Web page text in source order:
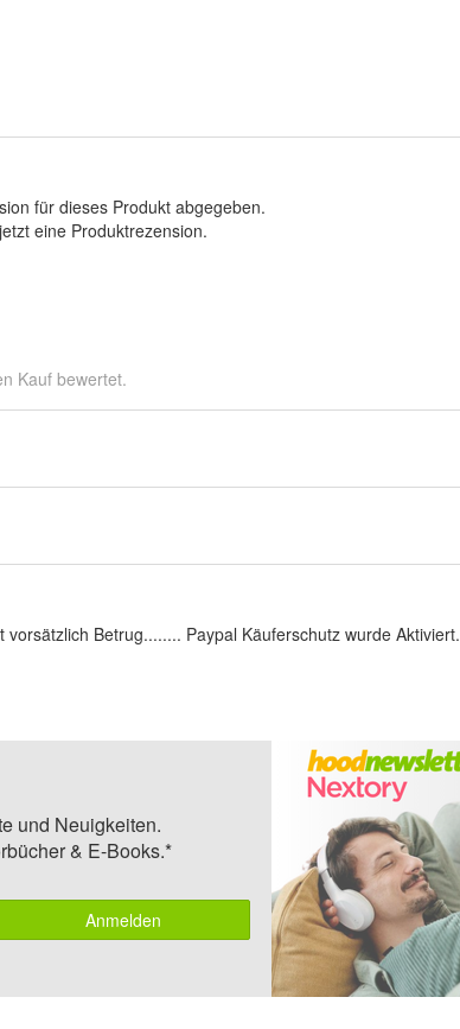
für dieses Produkt abgegeben.
eine Produktrezension.
Kauf bewertet.
Betrug........ Paypal Käuferschutz wurde Aktiviert.
und Neuigkeiten.
& E-Books.*
Anmelden